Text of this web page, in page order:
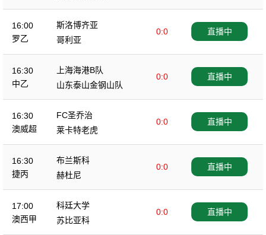
16:00
罗乙
斯洛博齐亚
0:0
哥利亚
直播中
16:30
中乙
上海海港B队
0:0
山东泰山金钢山队
直播中
16:30
澳威超
FC圣乔治
0:0
莱卡特老虎
直播中
16:30
捷丙
布兰斯科
0:0
赫杜尼
直播中
17:00
澳西甲
科廷大学
0:0
苏比亚科
直播中